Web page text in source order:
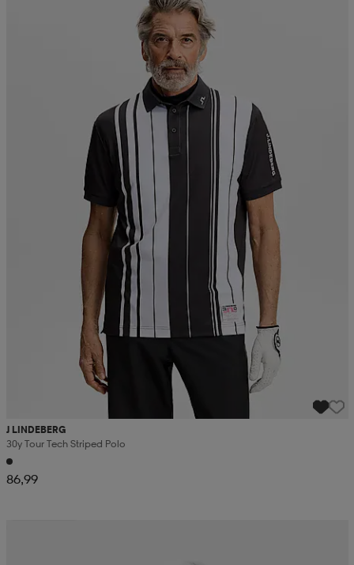
J LINDEBERG
30y Tour Tech Striped Polo
86,99